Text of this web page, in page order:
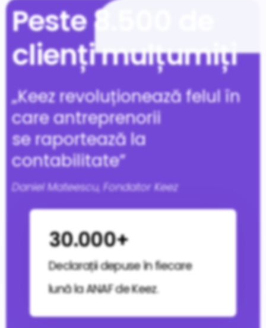
Peste 8.500 de
clienți mulțumiți
„Keez revoluționează felul în
care antreprenorii
se raportează la
contabilitate”
Daniel Mateescu, Fondator Keez
30.000+
Declarații depuse în fiecare
lună la ANAF de Keez.